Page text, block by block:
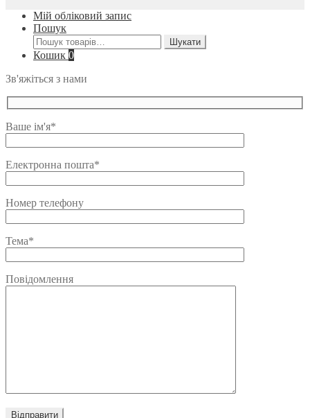
Мій обліковий запис
Пошук
Шукати:
Шукати
Кошик 0
Зв'яжіться з нами
Ваше ім'я*
Електронна пошта*
Номер телефону
Тема*
Повідомлення